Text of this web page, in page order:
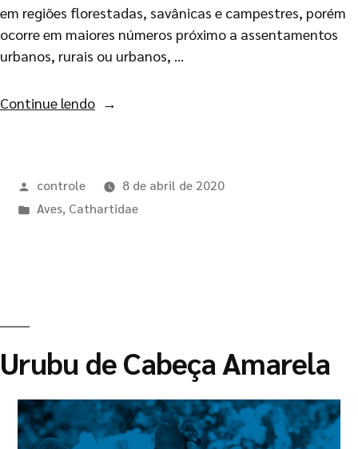
em regiões florestadas, savânicas e campestres, porém
ocorre em maiores números próximo a assentamentos
urbanos, rurais ou urbanos, …
Continue lendo
controle
8 de abril de 2020
Aves, Cathartidae
Urubu de Cabeça Amarela